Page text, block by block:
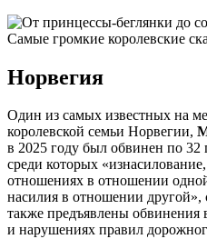
Норвегия
Один из самых известных на
королевской семьи Норвегии,
в 2025 году был обвинен по 32
среди которых
отношениях в отношении
насилия в отношении
также предъявлены обвинения
и нарушениях правил